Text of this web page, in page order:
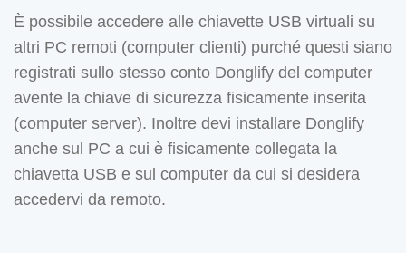
È possibile accedere alle chiavette USB virtuali su
altri PC remoti (computer clienti) purché questi siano
registrati sullo stesso conto Donglify del computer
avente la chiave di sicurezza fisicamente inserita
(computer server). Inoltre devi installare Donglify
anche sul PC a cui è fisicamente collegata la
chiavetta USB e sul computer da cui si desidera
accedervi da remoto.